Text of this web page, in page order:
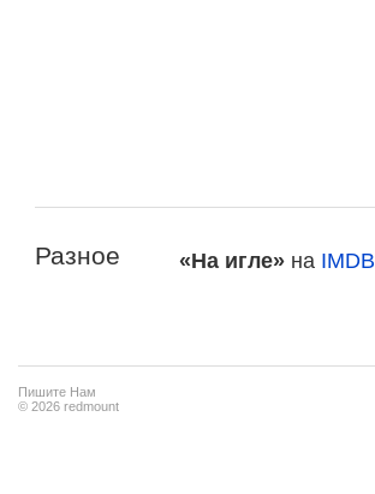
Разное «На игле» на IMDB
Пишите Нам
© 2026 redmount